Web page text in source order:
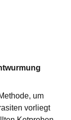
um
vorliegt